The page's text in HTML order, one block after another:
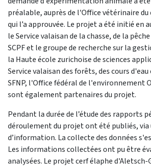
préalable, auprès de l'Office vétérinaire du
qui l’a approuvée. Le projet a été initié en
le Service valaisan de la chasse, de la
SCPF et le groupe de recherche sur la
la Haute école zurichoise de sciences
Service valaisan des forêts, des cours d'eau
SFNP, l'Office fédéral de l'environnement
sont également partenaires du projet.
Pendant la durée de l’étude des rapports
déroulement du projet ont été publiés,
d’information. La collecte des données
Les informations collectées ont pu être
analysées. Le projet cerf élaphe d'Aletsch-